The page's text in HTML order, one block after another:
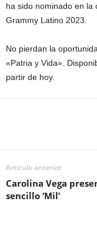
ha sido nominado en la
Grammy Latino 2023.
No pierdan la
«Patria y Vida».
partir de hoy.
Artículo anterior
Carolina Vega
sencillo ‘Mil’